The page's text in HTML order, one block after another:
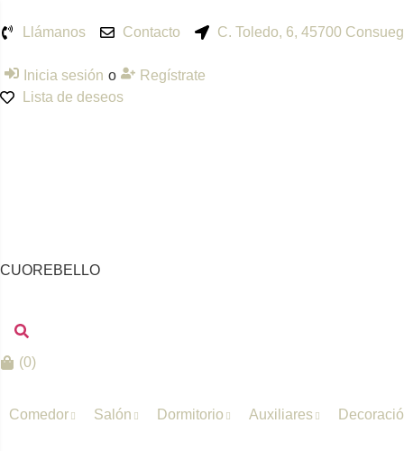
Llámanos Contacto C. Toledo, 6, 45700
Inicia sesión o
Regístrate
Lista de deseos
CUOREBELLO
(0)
Comedor Salón Dormitorio Auxiliares